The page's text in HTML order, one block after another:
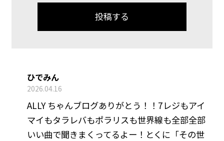
ひでみん
2026.04.16
ALLY ちゃんブログありがとう！！7レジもアイ
マイもタラレバもポラリスも世界線も全部全部
いい曲で聞きまくってるよー！とくに「その世